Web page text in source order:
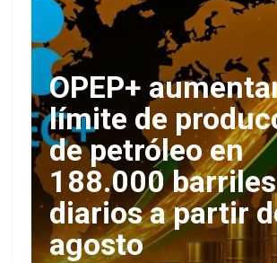
OPEP+
límite de
de petróleo en
188.000 barriles
diarios a partir
agosto